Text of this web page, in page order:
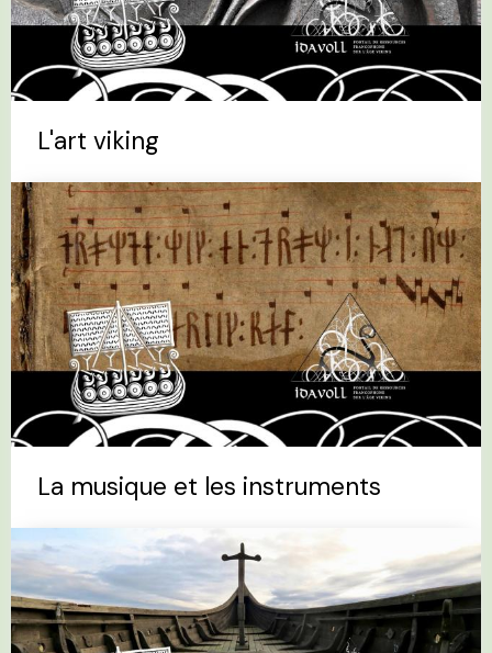
L'art viking
La musique et les instruments